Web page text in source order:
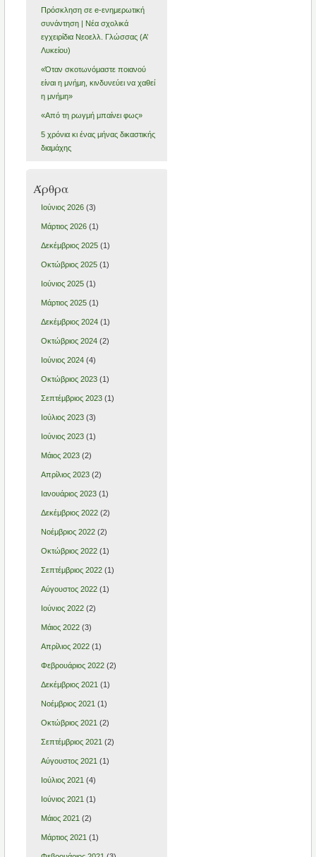
Πρόσκληση σε e-ενημερωτική
συνάντηση | Νέα σχολικά
εγχειρίδια Νεοελλ. Γλώσσας (Α’
Λυκείου)
«Όταν σκοτωνόμαστε ποιανού
είναι η μνήμη, κινδυνεύει να χαθεί
η μνήμη»
«Από τη ρωγμή μπαίνει φως»
5 χρόνια κι ένας μήνας δικαστικής
διαμάχης
Άρθρα
Ιούνιος 2026(3)
Μάρτιος 2026(1)
Δεκέμβριος 2025(1)
Οκτώβριος 2025(1)
Ιούνιος 2025(1)
Μάρτιος 2025(1)
Δεκέμβριος 2024(1)
Οκτώβριος 2024(2)
Ιούνιος 2024(4)
Οκτώβριος 2023(1)
Σεπτέμβριος 2023(1)
Ιούλιος 2023(3)
Ιούνιος 2023(1)
Μάιος 2023(2)
Απρίλιος 2023(2)
Ιανουάριος 2023(1)
Δεκέμβριος 2022(2)
Νοέμβριος 2022(2)
Οκτώβριος 2022(1)
Σεπτέμβριος 2022(1)
Αύγουστος 2022(1)
Ιούνιος 2022(2)
Μάιος 2022(3)
Απρίλιος 2022(1)
Φεβρουάριος 2022(2)
Δεκέμβριος 2021 (1)
Νοέμβριος 2021 (1)
Οκτώβριος 2021 (2)
Σεπτέμβριος 2021 (2)
Αύγουστος 2021 (1)
Ιούλιος 2021 (4)
Ιούνιος 2021 (1)
Μάιος 2021 (2)
Μάρτιος 2021 (1)